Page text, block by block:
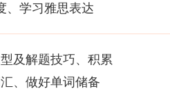
、学习雅思表达
及解题技巧、积累
、做好单词储备